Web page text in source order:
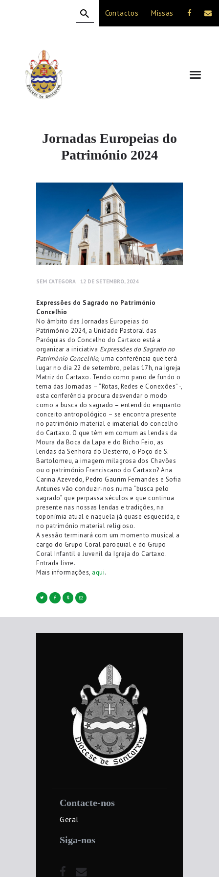
Contactos Missas
Jornadas Europeias do
Património 2024
A DIOCESE
CELEBRAÇÃO
VIDA CRISTÃ
NOTÍCIAS
SEM CATEGORA 12 DE SETEMBRO, 2024
Expressões do Sagrado no Património
Concelhio
No âmbito das Jornadas Europeias do
Património 2024, a Unidade Pastoral das
Paróquias do Concelho do Cartaxo está a
organizar a iniciativa Expressões do Sagrado no
Património Concelhio, uma conferência que terá
lugar no dia 22 de setembro, pelas 17h, na Igreja
Matriz do Cartaxo. Tendo como pano de fundo o
tema das Jornadas – “Rotas, Redes e Conexões” -,
esta conferência procura desvendar o modo
como a busca do sagrado – entendido enquanto
conceito antropológico – se encontra presente
no património material e imaterial do concelho
do Cartaxo. O que têm em comum as lendas da
Moura da Boca da Lapa e do Bicho Feio, as
lendas da Senhora do Desterro, o Poço de S.
Bartolomeu, a imagem milagrosa dos Chavões
ou o património Franciscano do Cartaxo? Ana
Carina Azevedo, Pedro Gaurim Fernandes e Sofia
Antunes vão conduzir-nos numa “busca pelo
sagrado” que perpassa séculos e que continua
presente nas nossas lendas e tradições, na
toponímia atual e naquela já quase esquecida, e
no património material religioso.
A sessão terminará com um momento musical a
cargo do Grupo Coral paroquial e do Grupo
Coral Infantil e Juvenil da Igreja do Cartaxo.
Entrada livre.
Mais informações, aqui.
Contacte-nos
Geral
Siga-nos